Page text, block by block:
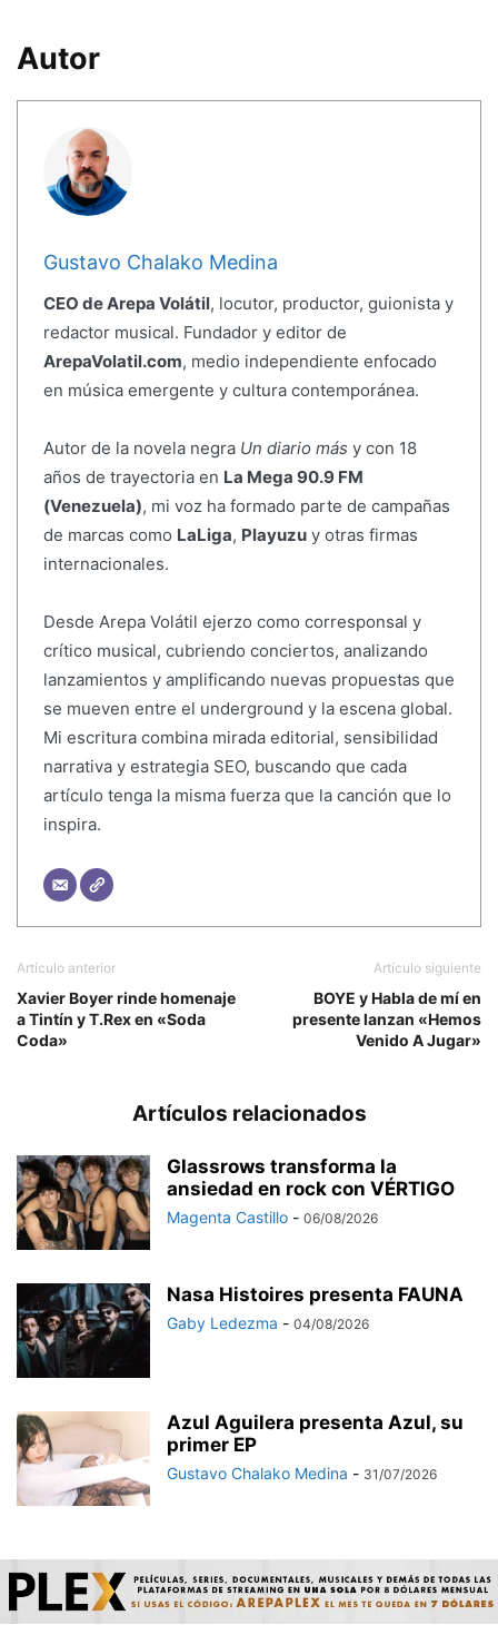
Autor
Gustavo Chalako Medina
CEO de Arepa Volátil, locutor, productor, guionista y
redactor musical. Fundador y editor de
ArepaVolatil.com, medio independiente enfocado
en música emergente y cultura contemporánea.
Autor de la novela negra Un diario más y con 18
años de trayectoria en La Mega 90.9 FM
(Venezuela), mi voz ha formado parte de campañas
de marcas como LaLiga, Playuzuy otras firmas
internacionales.
Desde Arepa Volátil ejerzo como corresponsal y
crítico musical, cubriendo conciertos, analizando
lanzamientos y amplificando nuevas propuestas que
se mueven entre el underground y la escena global.
Mi escritura combina mirada editorial, sensibilidad
narrativa y estrategia SEO, buscando que cada
artículo tenga la misma fuerza que la canción que lo
inspira.
Artículo anterior
Xavier Boyer rinde homenaje
a Tintín y T.Rex en «Soda
Coda»
Artículo siguiente
BOYE y Habla de mí en
presente lanzan «Hemos
Venido A Jugar»
Artículos relacionados
Glassrows transforma la
ansiedad en rock con VÉRTIGO
Magenta Castillo - 06/08/2026
Nasa Histoires presenta FAUNA
Gaby Ledezma - 04/08/2026
Azul Aguilera presenta Azul, su
primer EP
Gustavo Chalako Medina - 31/07/2026